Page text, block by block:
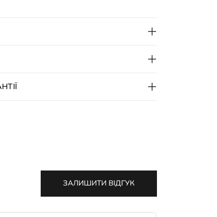
ЗАЛИШИТИ ВІДГУК